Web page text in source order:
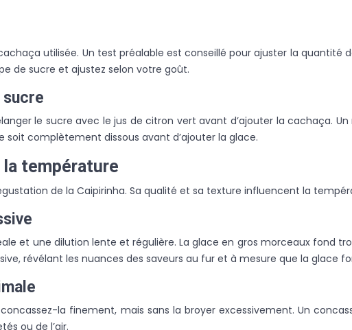
utilisée. Un test préalable est conseillé pour ajuster la quantité
de sucre et ajustez selon votre goût.
le sucre avec le jus de citron vert avant d’ajouter la cachaça.
soit complètement dissous avant d’ajouter la glace.
la température
de la Caipirinha. Sa qualité et sa texture influencent la
et une dilution lente et régulière. La glace en gros morceaux fond
révélant les nuances des saveurs au fur et à mesure que la glace
la finement, mais sans la broyer excessivement. Un
ou de l’air.